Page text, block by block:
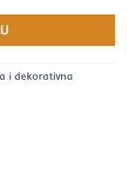
i dekorativna